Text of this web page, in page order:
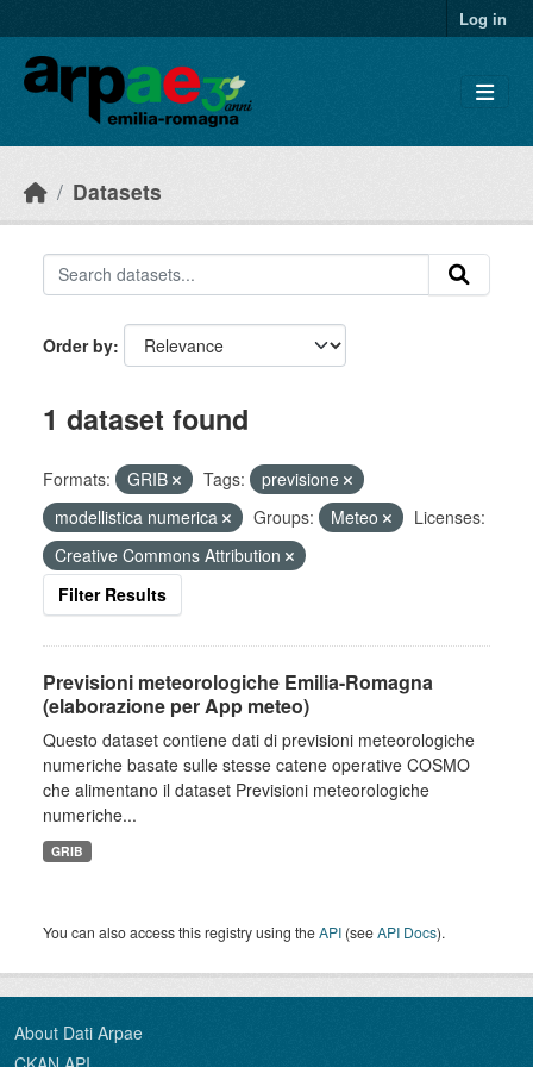
Log in
Datasets
Order by
1 dataset found
Formats: GRIB Tags:
previsione
modellistica numerica
Groups: Meteo
Licenses:
Creative Commons Attribution
Filter Results
Previsioni meteorologiche Emilia-Romagna
(elaborazione per App meteo)
Questo dataset contiene dati di previsioni meteorologiche
numeriche basate sulle stesse catene operative COSMO
che alimentano il dataset Previsioni meteorologiche
numeriche...
GRIB
You can also access this registry using theAPI (seeAPI Docs).
About Dati Arpae